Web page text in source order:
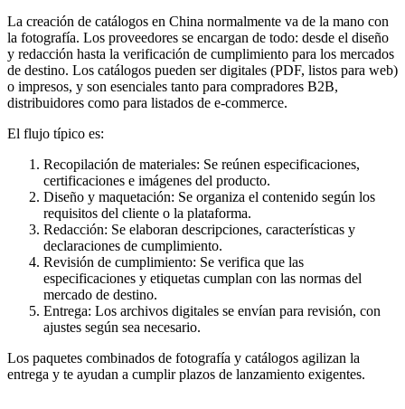
La creación de catálogos en China normalmente va de la mano con
la fotografía. Los proveedores se encargan de todo: desde el diseño
y redacción hasta la verificación de cumplimiento para los mercados
de destino. Los catálogos pueden ser digitales (PDF, listos para web)
o impresos, y son esenciales tanto para compradores B2B,
distribuidores como para listados de e-commerce.
El flujo típico es:
Recopilación de materiales: Se reúnen especificaciones,
certificaciones e imágenes del producto.
Diseño y maquetación: Se organiza el contenido según los
requisitos del cliente o la plataforma.
Redacción: Se elaboran descripciones, características y
declaraciones de cumplimiento.
Revisión de cumplimiento: Se verifica que las
especificaciones y etiquetas cumplan con las normas del
mercado de destino.
Entrega: Los archivos digitales se envían para revisión, con
ajustes según sea necesario.
Los paquetes combinados de fotografía y catálogos agilizan la
entrega y te ayudan a cumplir plazos de lanzamiento exigentes.